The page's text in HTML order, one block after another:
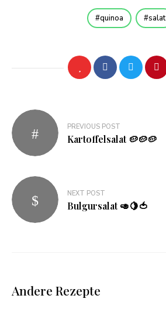
quinoa salat
Beitragsnavigation
PREVIOUS POST
Kartoffelsalat 🥔🥔🥔
NEXT POST
Bulgursalat 🥑🍋🍅
Andere Rezepte